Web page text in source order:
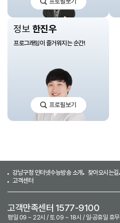
웅
열
선
생
님
정보 한진우
프로그래밍이 즐거워지는 순간!
한
진
우
프로필보기
강남구청 인터넷수능방송 소개 찾아오시는길
고객센터
고객만족센터 1577-9100
평일 09 ~ 22시 / 토 09 ~ 18시 / 일·공휴일 휴무